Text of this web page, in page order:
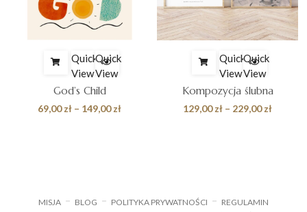
Quick
View
Quick
View
God’s Child
69,00zł – 149,00złZakres
Quick
View
Quick
View
Kompozycja ślubna
129,00zł – 229,00złZakres
MISJA BLOG POLITYKA PRYWATNOŚCI
REGULAMIN